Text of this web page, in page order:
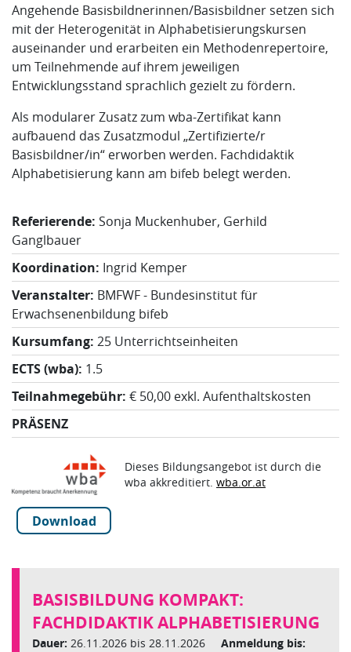
Angehende Basisbildnerinnen/Basisbildner setzen sich
mit der Heterogenität in Alphabetisierungskursen
auseinander und erarbeiten ein Methodenrepertoire,
um Teilnehmende auf ihrem jeweiligen
Entwicklungsstand sprachlich gezielt zu fördern.
Als modularer Zusatz zum wba-Zertifikat kann
aufbauend das Zusatzmodul „Zertifizierte/r
Basisbildner/in“ erworben werden. Fachdidaktik
Alphabetisierung kann am bifeb belegt werden.
Referierende: Sonja Muckenhuber, Gerhild
Ganglbauer
Koordination: Ingrid Kemper
Veranstalter: BMFWF - Bundesinstitut für
Erwachsenenbildung bifeb
Kursumfang: 25 Unterrichtseinheiten
ECTS (wba): 1.5
Teilnahmegebühr: € 50,00 exkl. Aufenthaltskosten
PRÄSENZ
Dieses Bildungsangebot ist durch die
wba akkreditiert. wba.or.at
Download
BASISBILDUNG KOMPAKT:
FACHDIDAKTIK ALPHABETISIERUNG
Dauer: 26.11.2026 bis 28.11.2026 Anmeldung bis: